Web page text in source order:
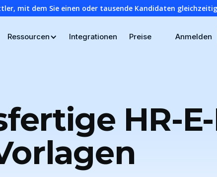
mit dem Sie einen oder tausende Kandidaten
Ressourcen Integrationen Preise Anmelden
HR-